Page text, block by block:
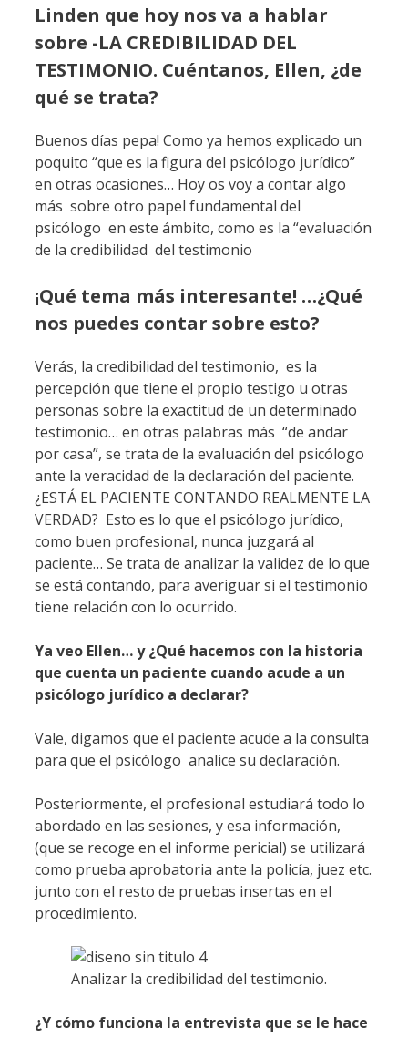
Linden que hoy nos va a hablar
sobre -LA CREDIBILIDAD DEL
TESTIMONIO. Cuéntanos, Ellen, ¿de
qué se trata?
Buenos días pepa! Como ya hemos explicado un
poquito “que es la figura del psicólogo jurídico”
en otras ocasiones… Hoy os voy a contar algo
más sobre otro papel fundamental del
psicólogo en este ámbito, como es la “evaluación
de la credibilidad del testimonio
¡Qué tema más interesante! …¿Qué
nos puedes contar sobre esto?
Verás, la credibilidad del testimonio, es la
percepción que tiene el propio testigo u otras
personas sobre la exactitud de un determinado
testimonio… en otras palabras más “de andar
por casa”, se trata de la evaluación del psicólogo
ante la veracidad de la declaración del paciente.
¿ESTÁ EL PACIENTE CONTANDO REALMENTE LA
VERDAD? Esto es lo que el psicólogo jurídico,
como buen profesional, nunca juzgará al
paciente… Se trata de analizar la validez de lo que
se está contando, para averiguar si el testimonio
tiene relación con lo ocurrido.
Ya veo Ellen… y ¿Qué hacemos con la historia
que cuenta un paciente cuando acude a un
psicólogo jurídico a declarar?
Vale, digamos que el paciente acude a la consulta
para que el psicólogo analice su declaración.
Posteriormente, el profesional estudiará todo lo
abordado en las sesiones, y esa información,
(que se recoge en el informe pericial) se utilizará
como prueba aprobatoria ante la policía, juez etc.
junto con el resto de pruebas insertas en el
procedimiento.
Analizar la credibilidad del testimonio.
¿Y cómo funciona la entrevista que se le hace